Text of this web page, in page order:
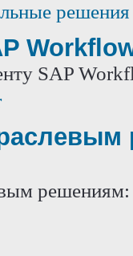
решения
SAP